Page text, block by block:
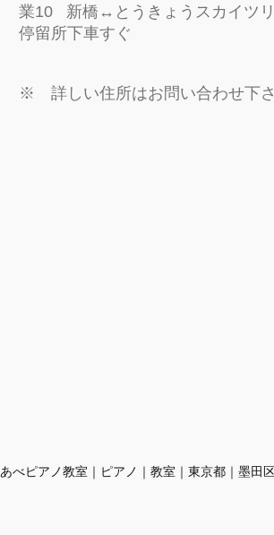
業10 新橋↔︎とうきょうスカイツリ
停留所下車すぐ
※ 詳しい住所はお問い合わせ下さ
あべピアノ教室｜​ピアノ｜教室｜東京都｜墨田